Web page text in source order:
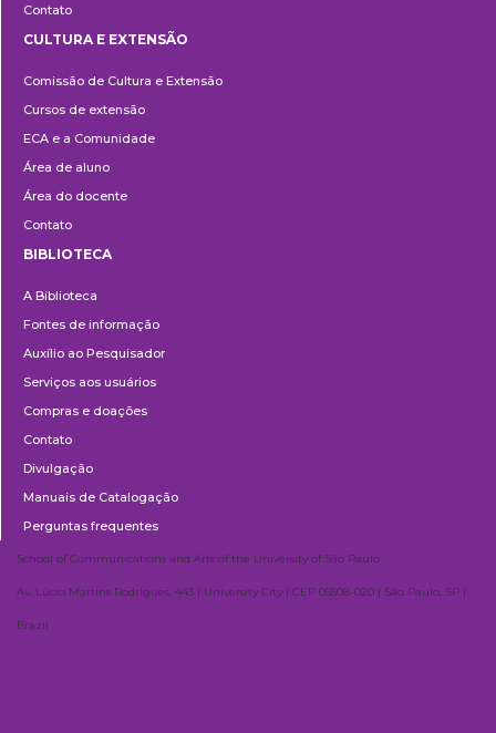
Contato
e
Extensão
CULTURA E EXTENSÃO
Comissão de Cultura e Extensão
Cursos de extensão
ECA e a Comunidade
Área de aluno
Área do docente
Contato
BIBLIOTECA
A Biblioteca
Fontes de informação
Auxílio ao Pesquisador
Serviços aos usuários
Compras e doações
Contato
Divulgação
Manuais de Catalogação
Perguntas frequentes
School of Communications and Arts of the University of São Paulo
Av. Lúcio Martins Rodrigues, 443 | University City | CEP 05508-020 | São Paulo, SP |
Brazil